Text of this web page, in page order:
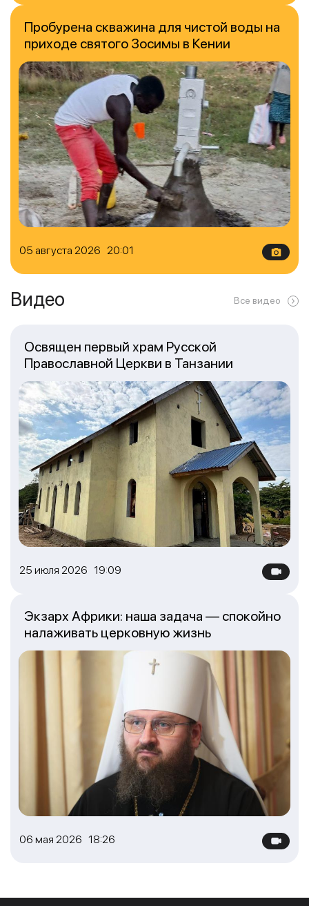
05 августа 2026 20:01
Пробурена скважина для чистой воды на
приходе святого Зосимы в Кении
Видео Все видео
25 июля 2026 19:09
Освящен первый храм Русской
Православной Церкви в Танзании
06 мая 2026 18:26
Экзарх Африки: наша задача — спокойно
налаживать церковную жизнь